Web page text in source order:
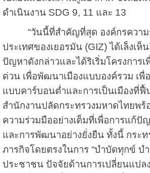
ดำเนินงาน SDG 9, 11 และ 13
“วันนี้ที่สำคัญที่สุด องค์กรความร่
ประเทศของเยอรมัน (GIZ) ได้เล็งเ
ปัญหาดังกล่าวและได้ริเริ่มโครงการ
ด่วน เพื่อพัฒนาเมืองแบบองค์รวม เพื่
แบบคาร์บอนต่ำและการเป็นเมืองที่ฟื้
สำนักงานปลัดกระทรวงมหาดไทยพ
ความร่วมมืออย่างเต็มที่เพื่อการแก้
และการพัฒนาอย่างยั่งยืน ทั้งนี้ กระท
ภารกิจโดยตรงในการ “บำบัดทุกข์ บ
ประชาชน ปัจจัยด้านการเปลี่ยนแปล